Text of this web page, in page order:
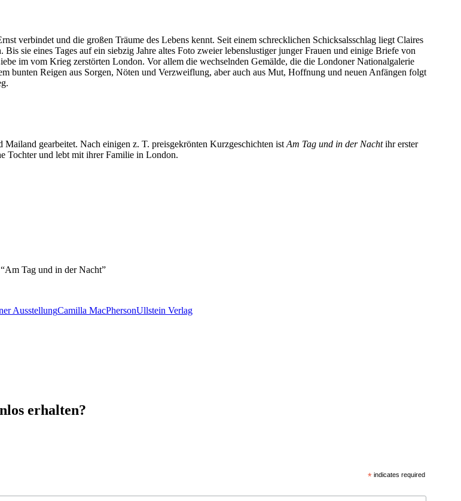
verbindet und die großen Träume des Lebens kennt. Seit einem schrecklichen Schicksalsschlag liegt Claires
sie eines Tages auf ein siebzig Jahre altes Foto zweier lebenslustiger junger Frauen und einige Briefe von
im vom Krieg zerstörten London. Vor allem die wechselnden Gemälde, die die Londoner Nationalgalerie
bunten Reigen aus Sorgen, Nöten und Verzweiflung, aber auch aus Mut, Hoffnung und neuen Anfängen folgt
gearbeitet. Nach einigen z. T. preisgekrönten Kurzgeschichten istAm Tag und in der Nachtihr erster
Tochter und lebt mit ihrer Familie in London.
“Am Tag und in der Nacht”
AusstellungCamilla MacPhersonUllstein Verlag
erhalten?
* indicates required